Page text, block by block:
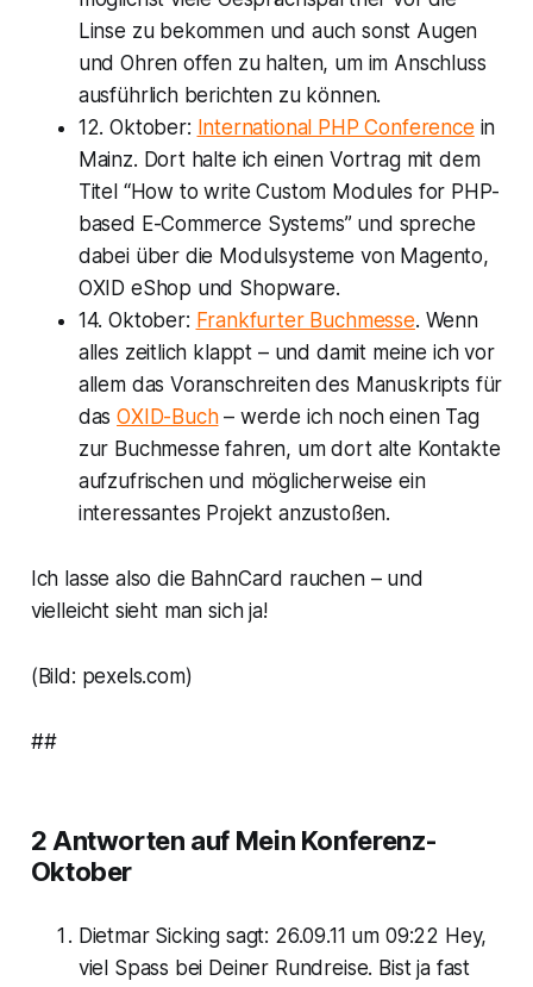
Linse zu bekommen und auch sonst Augen
und Ohren offen zu halten, um im Anschluss
ausführlich berichten zu können.
12. Oktober: International PHP Conference in
Mainz. Dort halte ich einen Vortrag mit dem
Titel “How to write Custom Modules for PHP-
based E-Commerce Systems” und spreche
dabei über die Modulsysteme von Magento,
OXID eShop und Shopware.
14. Oktober: Frankfurter Buchmesse. Wenn
alles zeitlich klappt – und damit meine ich vor
allem das Voranschreiten des Manuskripts für
dasOXID-Buch– werde ich noch einen Tag
zur Buchmesse fahren, um dort alte Kontakte
aufzufrischen und möglicherweise ein
interessantes Projekt anzustoßen.
Ich lasse also die BahnCard rauchen – und
vielleicht sieht man sich ja!
(Bild: pexels.com)
##
2 Antworten auf Mein Konferenz-
Oktober
Dietmar Sicking sagt: 26.09.11 um 09:22 Hey,
viel Spass bei Deiner Rundreise. Bist ja fast